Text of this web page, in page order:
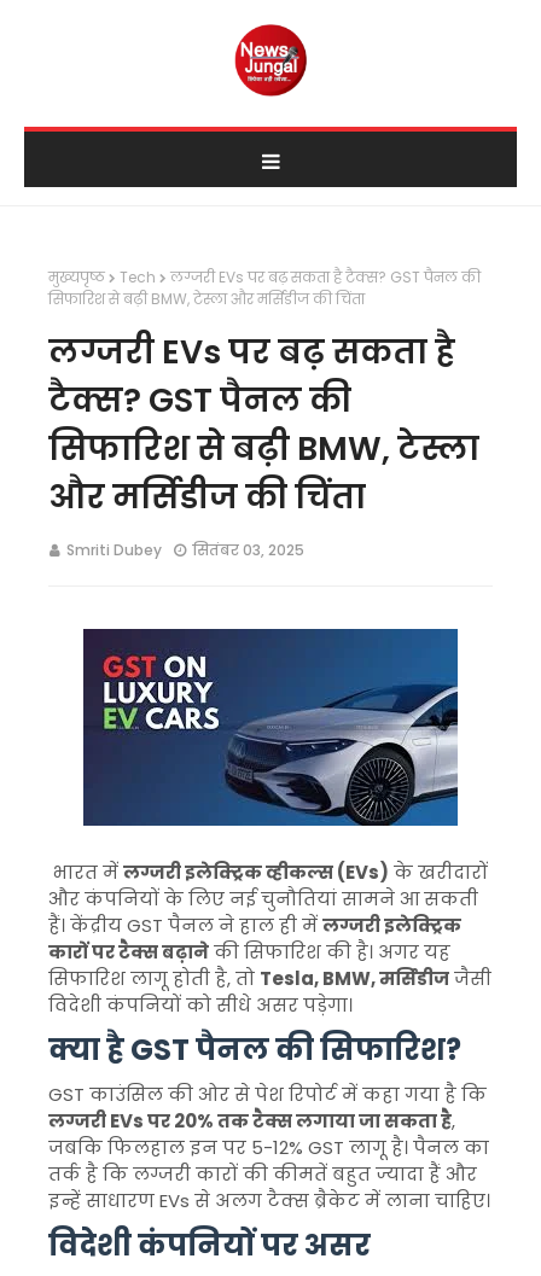
मुख्यपृष्ठ Tech
लग्जरी EVs पर बढ़ सकता है टैक्स? GST पैनल की
सिफारिश से बढ़ी BMW, टेस्ला और मर्सिडीज की चिंता
लग्जरी EVs पर बढ़ सकता है
टैक्स? GST पैनल की
सिफारिश से बढ़ी BMW, टेस्ला
और मर्सिडीज की चिंता
Smriti Dubey सितंबर 03, 2025
भारत मेंलग्जरी इलेक्ट्रिक व्हीकल्स (EVs) के खरीदारों
और कंपनियों के लिए नई चुनौतियां सामने आ सकती
हैं। केंद्रीय GST पैनल ने हाल ही मेंलग्जरी इलेक्ट्रिक
कारों पर टैक्स बढ़ानेकी सिफारिश की है। अगर यह
सिफारिश लागू होती है, तो Tesla, BMW, मर्सिडीजजैसी
विदेशी कंपनियों को सीधे असर पड़ेगा।
क्या है GST पैनल की सिफारिश?
GST काउंसिल की ओर से पेश रिपोर्ट में कहा गया है कि
लग्जरी EVs पर 20% तक टैक्स लगाया जा सकता है,
जबकि फिलहाल इन पर 5-12% GST लागू है। पैनल का
तर्क है कि लग्जरी कारों की कीमतें बहुत ज्यादा हैं और
इन्हें साधारण EVs से अलग टैक्स ब्रैकेट में लाना चाहिए।
विदेशी कंपनियों पर असर